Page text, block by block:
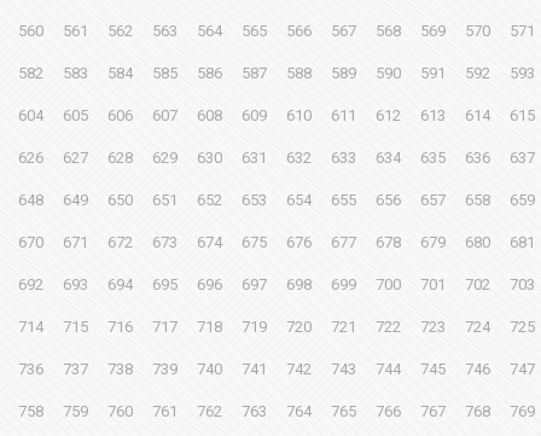
560 561 562 563 564 565 566 567 568 569 570 571
582 583 584 585 586 587 588 589 590 591 592 593
604 605 606 607 608 609 610 611 612 613 614 615
626 627 628 629 630 631 632 633 634 635 636 637
648 649 650 651 652 653 654 655 656 657 658 659
670 671 672 673 674 675 676 677 678 679 680 681
692 693 694 695 696 697 698 699 700 701 702 703
714 715 716 717 718 719 720 721 722 723 724 725
736 737 738 739 740 741 742 743 744 745 746 747
758 759 760 761 762 763 764 765 766 767 768 769